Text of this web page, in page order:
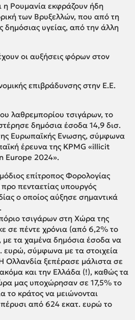
η Ρουμανία εκφράζουν ήδη
των Βρυξελλών, που από τη
δημόσιας υγείας, από την άλλη
οι αυξήσεις φόρων στον
επιβράδυνσης στην Ε.Ε.
λαθρεμπορίου τσιγάρων, το
δημόσια έσοδα 14,9 δισ.
Ευρωπαϊκής Ενωσης, σύμφωνα
έρευνα της KPMG «illicit
Europe 2024».
επίτροπος Φορολογίας
πενταετίας υπουργός
ο οποίος αύξησε σημαντικά
τσιγάρων στη Χώρα της
σε πέντε χρόνια (από 6,2% το
με τα χαμένα δημόσια έσοδα να
ευρώ, σύμφωνα με τα στοιχεία
Ολλανδία ξεπέρασε μάλιστα σε
και την Ελλάδα (!), καθώς τα
μας υποχώρησαν σε 17,5% το
το κράτος να μειώνονται
από 624 εκατ. ευρώ το